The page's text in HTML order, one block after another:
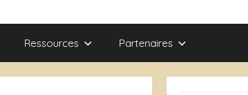
Ressources Partenaires